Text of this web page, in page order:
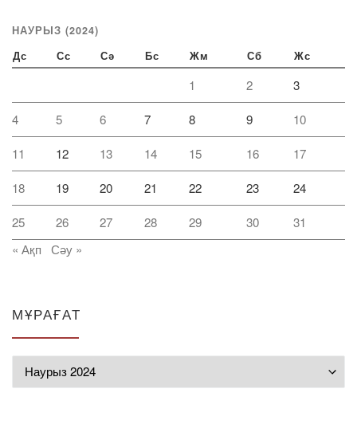
НАУРЫЗ (2024)
Дс Сс Сә Бс Жм Сб Жс
1 2 3
4 5 6 7 8 9 10
11 12 13 14 15 16 17
18 19 20 21 22 23 24
25 26 27 28 29 30
31
« Ақп
Сәу »
МҰРАҒАТ